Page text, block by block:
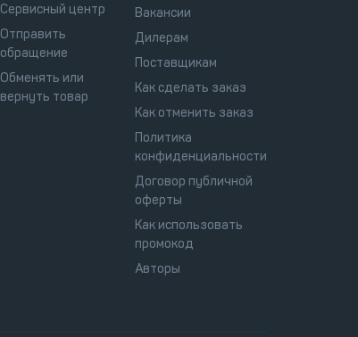
Сервисный центр
Отправить
обращение
Обменять или
вернуть товар
Вакансии
Дилерам
Поставщикам
Как сделать заказ
Как отменить заказ
Политика
конфиденциальности
Договор публичной
оферты
Как использовать
промокод
Авторы